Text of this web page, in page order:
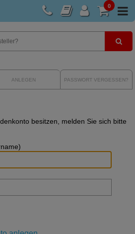
0
ANLEGEN PASSWORT VERGESSEN?
besitzen, melden Sie sich bitte